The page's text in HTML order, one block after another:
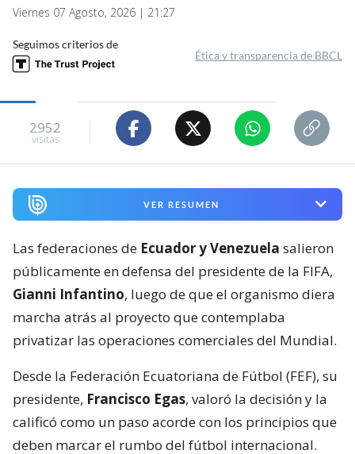
Viernes 07 Agosto, 2026 | 21:27
Seguimos criterios de
Ética y transparencia de BBCL
2952
visitas
VER RESUMEN
Las federaciones de Ecuador y Venezuela salieron
públicamente en defensa del presidente de la FIFA,
Gianni Infantino, luego de que el organismo diera
marcha atrás al proyecto que contemplaba
privatizar las operaciones comerciales del Mundial.
Desde la Federación Ecuatoriana de Fútbol (FEF), su
presidente, Francisco Egas, valoró la decisión y la
calificó como un paso acorde con los principios que
deben marcar el rumbo del fútbol internacional.